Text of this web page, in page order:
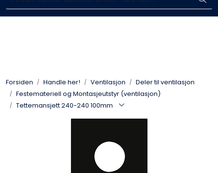
Skip to main contentEnkelt kjøp, hentes i butikk (Sandefjord)
Forsiden Handle her! Ventilasjon
Deler til ventilasjon
Festemateriell og Montasjeutstyr (ventilasjon)
Tettemansjett 240-240 100mm
Taktekking